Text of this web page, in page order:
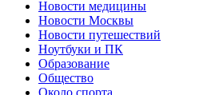
Новости медицины
Новости Москвы
Новости путешествий
Ноутбуки и ПК
Образование
Общество
Около спорта